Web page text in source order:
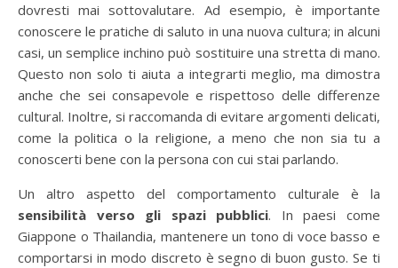
dovresti mai sottovalutare. Ad esempio, è importante
conoscere le pratiche di saluto in una nuova cultura; in alcuni
casi, un semplice inchino può sostituire una stretta di mano.
Questo non solo ti aiuta a integrarti meglio, ma dimostra
anche che sei consapevole e rispettoso delle differenze
cultural. Inoltre, si raccomanda di evitare argomenti delicati,
come la politica o la religione, a meno che non sia tu a
conoscerti bene con la persona con cui stai parlando.
Un altro aspetto del comportamento culturale è la
sensibilità verso gli spazi pubblici. In paesi come
Giappone o Thailandia, mantenere un tono di voce basso e
comportarsi in modo discreto è segno di buon gusto. Se ti